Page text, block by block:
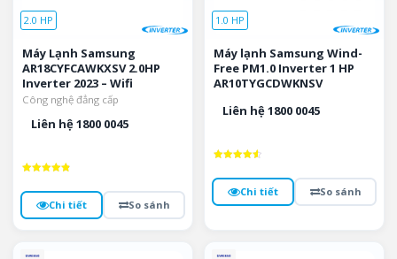
2.0 HP
Máy Lạnh Samsung
AR18CYFCAWKXSV 2.0HP
Inverter 2023 – Wifi
Công nghệ đẳng cấp
Liên hệ 1800 0045
5 saoChi tiết So sánh
1.0 HP
Máy lạnh Samsung Wind-
Free PM1.0 Inverter 1 HP
AR10TYGCDWKNSV
Liên hệ 1800 0045
5 saoChi tiết So sánh